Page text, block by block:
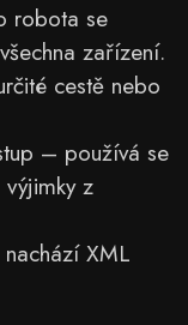
robota se
zařízení.
cestě nebo
– používá se
z
XML